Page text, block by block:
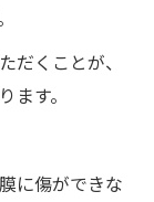
だくことが、
す。
に傷ができな